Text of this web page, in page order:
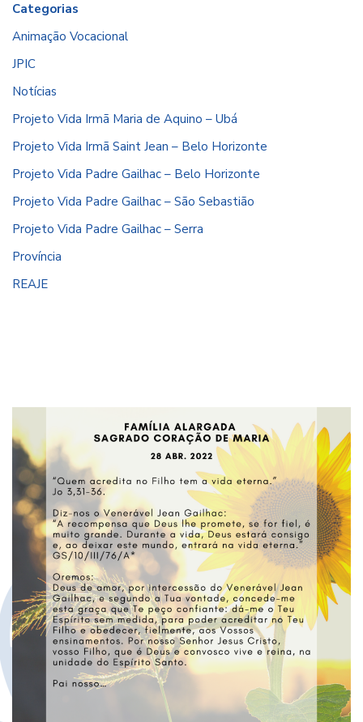
Categorias
Animação Vocacional
JPIC
Notícias
Projeto Vida Irmã Maria de Aquino – Ubá
Projeto Vida Irmã Saint Jean – Belo Horizonte
Projeto Vida Padre Gailhac – Belo Horizonte
Projeto Vida Padre Gailhac – São Sebastião
Projeto Vida Padre Gailhac – Serra
Província
REAJE